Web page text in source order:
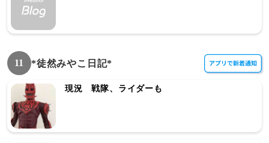
11 *徒然みやこ日記*
現況 戦隊、ライダーも